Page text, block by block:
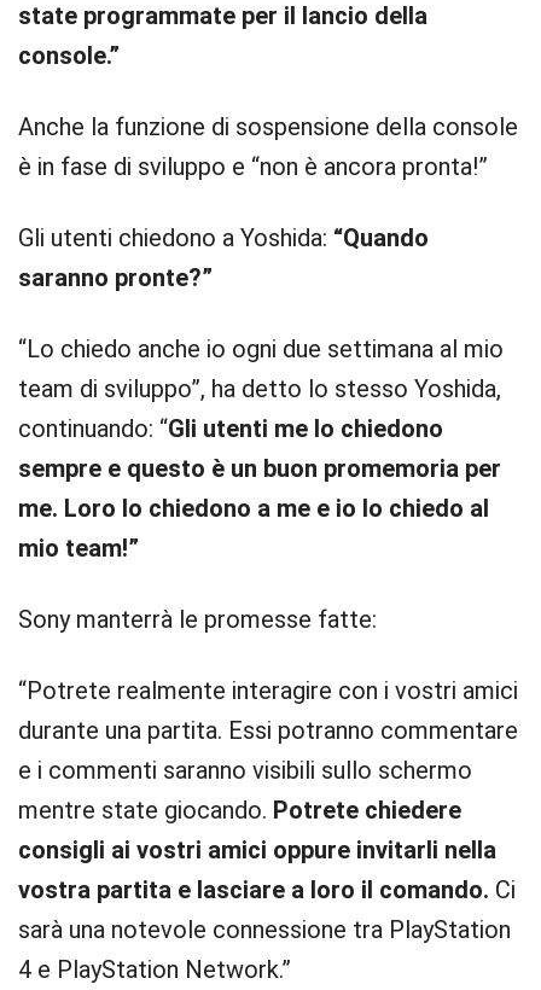
state programmate per il lancio della
console.”
Anche la funzione di sospensione della console
è in fase di sviluppo e “non è ancora pronta!”
Gli utenti chiedono a Yoshida: “Quando
saranno pronte?”
“Lo chiedo anche io ogni due settimana al mio
team di sviluppo”, ha detto lo stesso Yoshida,
continuando: “Gli utenti me lo chiedono
sempre e questo è un buon promemoria per
me. Loro lo chiedono a me e io lo chiedo al
mio team!”
Sony manterrà le promesse fatte:
“Potrete realmente interagire con i vostri amici
durante una partita. Essi potranno commentare
e i commenti saranno visibili sullo schermo
mentre state giocando. Potrete chiedere
consigli ai vostri amici oppure invitarli nella
vostra partita e lasciare a loro il comando. Ci
sarà una notevole connessione tra PlayStation
4 e PlayStation Network.”